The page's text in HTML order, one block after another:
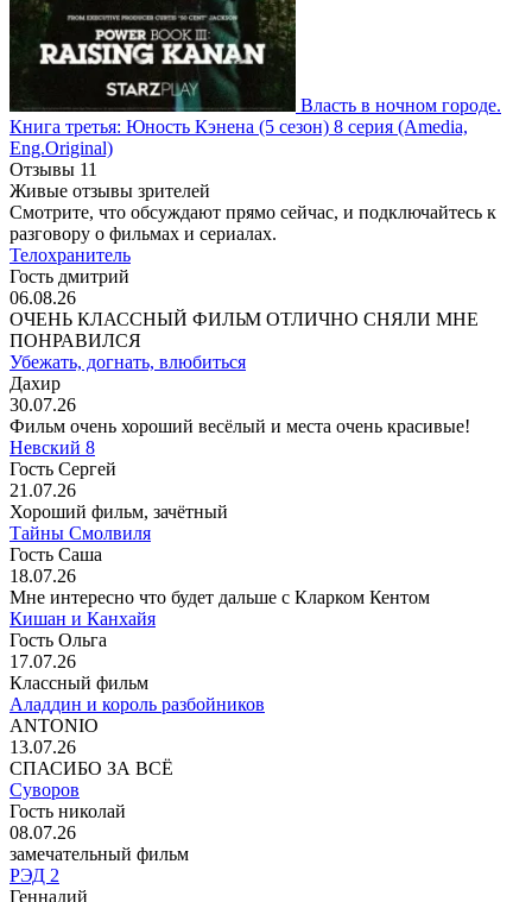
Власть в ночном городе.
Книга третья: Юность Кэнена (5 сезон) 8 серия (Amedia,
Eng.Original)
Отзывы 11
Живые отзывы зрителей
Смотрите, что обсуждают прямо сейчас, и подключайтесь к
разговору о фильмах и сериалах.
Телохранитель
Гость дмитрий
06.08.26
ОЧЕНЬ КЛАССНЫЙ ФИЛЬМ ОТЛИЧНО СНЯЛИ МНЕ
ПОНРАВИЛСЯ
Убежать, догнать, влюбиться
Дахир
30.07.26
Фильм очень хороший весёлый и места очень красивые!
Невский 8
Гость Сергей
21.07.26
Хороший фильм, зачётный
Тайны Смолвиля
Гость Саша
18.07.26
Мне интересно что будет дальше с Кларком Кентом
Кишан и Канхайя
Гость Ольга
17.07.26
Классный фильм
Аладдин и король разбойников
ANTONIO
13.07.26
СПАСИБО ЗА ВСЁ
Суворов
Гость николай
08.07.26
замечательный фильм
РЭД 2
Геннадий